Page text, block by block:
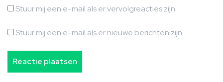
Stuur mij een e-mail als er vervolgreacties zijn.
Stuur mij een e-mail als er nieuwe berichten zijn.